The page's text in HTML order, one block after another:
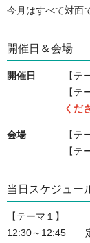
今月はすべて対面
開催日＆会場
開催日
【テ
【テ
くだ
会場
【テ
【
当日スケジュー
【テーマ１】
12:30～12:45　　